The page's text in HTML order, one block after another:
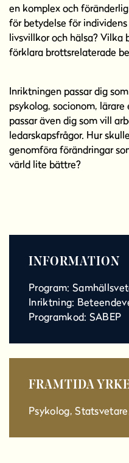
en komplex och
för betydelse för
livsvillkor och hälsa?
förklara brottsrelaterade
Inriktningen passar dig
psykolog, socionom,
passar även dig som vill
ledarskapsfrågor. Hur
genomföra förändringar
värld lite bättre?
INFORMATION
Program:
Inriktning:
Programkod: SABEP
FRAMTIDA
Psykolog,